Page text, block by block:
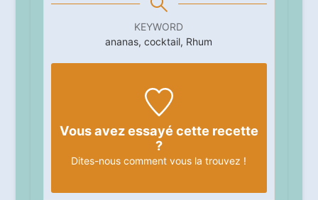
KEYWORD
ananas, cocktail, Rhum
Vous avez essayé cette recette
?
Dites-nous comment vous la trouvez !